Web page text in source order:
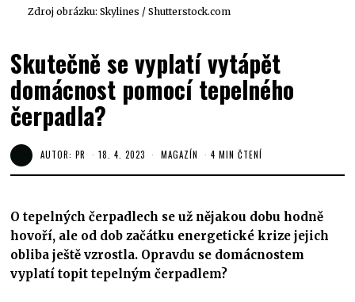
Zdroj obrázku: Skylines / Shutterstock.com
Skutečně se vyplatí vytápět
domácnost pomocí tepelného
čerpadla?
AUTOR:PR 18. 4. 2023 MAGAZÍN 4 MIN ČTENÍ
O tepelných čerpadlech se už nějakou dobu hodně
hovoří, ale od dob začátku energetické krize jejich
obliba ještě vzrostla. Opravdu se domácnostem
vyplatí topit tepelným čerpadlem?